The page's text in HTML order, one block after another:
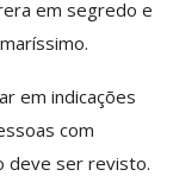
em segredo e
em indicações
com
deve ser revisto.